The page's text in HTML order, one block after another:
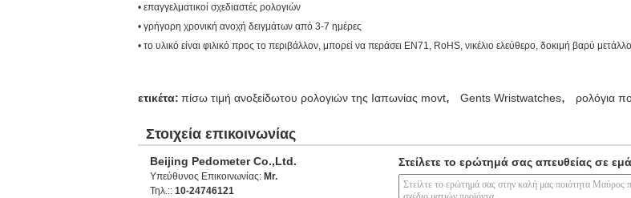
• επαγγελματικοί σχεδιαστές ρολογιών
• γρήγορη χρονική ανοχή δειγμάτων από 3-7 ημέρες
• το υλικό είναι φιλικό προς το περιβάλλον, μπορεί να περάσει EN71, RoHS, νικέλιο ελεύθερο, δοκιμή βαρύ
ετικέτα: πίσω τιμή ανοξείδωτου ρολογιών της Ιαπωνίας movt, Gents Wristwatches, ρολόγια
Στοιχεία επικοινωνίας
Beijing Pedometer Co.,Ltd.
Υπεύθυνος Επικοινωνίας: Mr.
Τηλ.:: 10-24746121
Στείλετε το ερώτημά σας απευθείας σε